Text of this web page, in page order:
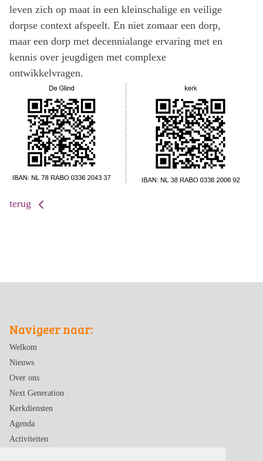
leven zich op maat in een kleinschalige en veilige
dorpse context afspeelt. En niet zomaar een dorp,
maar een dorp met decennialange ervaring met en
kennis over jeugdigen met complexe
ontwikkelvragen.
terug
Navigeer naar:
Welkom
Nieuws
Over ons
Next Generation
Kerkdiensten
Agenda
Activiteiten